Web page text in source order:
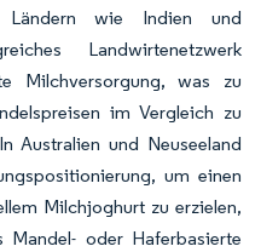
Ländern wie Indien und
Landwirtenetzwerk
Milchversorgung, was zu
im Vergleich zu
Australien und Neuseeland
um einen
Milchjoghurt zu erzielen,
oder Haferbasierte